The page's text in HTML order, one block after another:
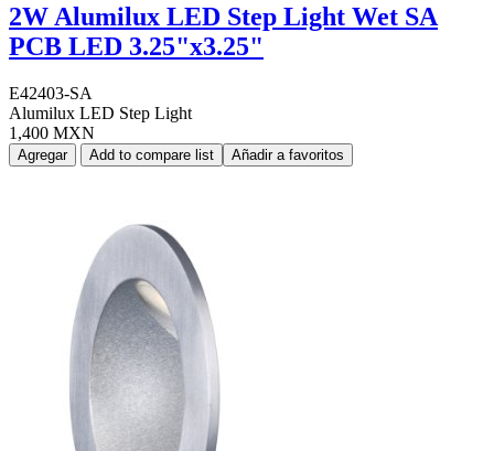
2W Alumilux LED Step Light Wet SA
PCB LED 3.25"x3.25"
E42403-SA
Alumilux LED Step Light
1,400 MXN
Agregar Add to compare list Añadir a favoritos